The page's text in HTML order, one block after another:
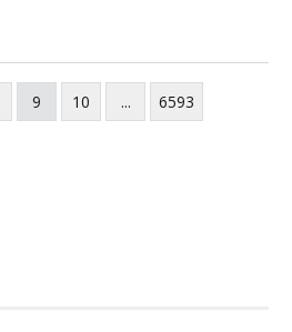
9 10 ... 6593